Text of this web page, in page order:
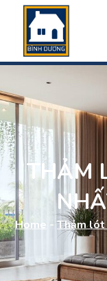
THẢM
Home - Thảm lót